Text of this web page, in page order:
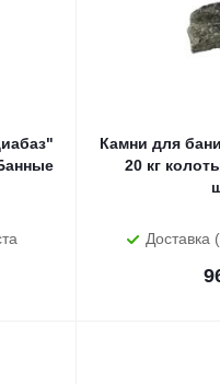
Камни для
20 кг
Доставка